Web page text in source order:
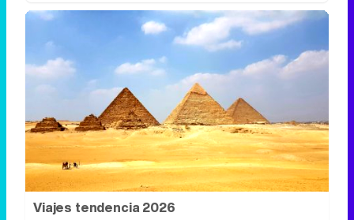
Viajes tendencia 2026